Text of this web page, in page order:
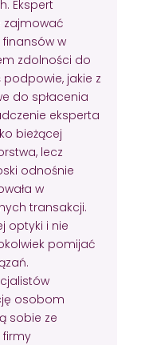
Ekspert
zajmować
w
zdolności do
jakie z
do spłacenia
eksperta
bieżącej
lecz
odnośnie
w
transakcji.
optyki i nie
pomijać
osobom
sobie ze
firmy